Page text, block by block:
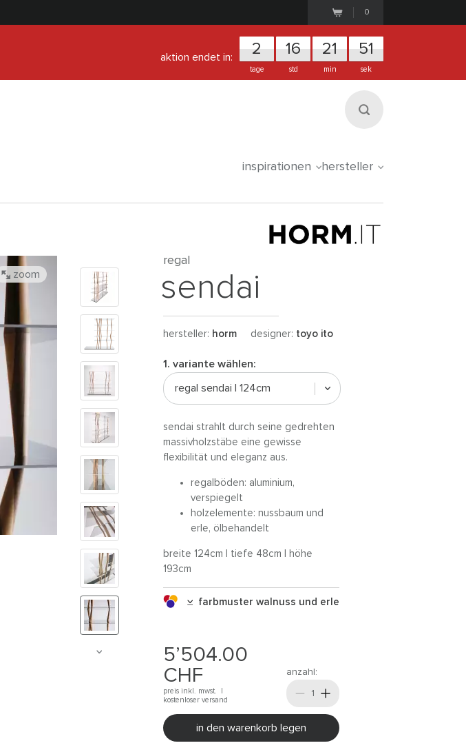
0
aktion endet in: 2
tage
16
std
21
min
50
sek
inspirationen hersteller
zoom
regal
sendai
hersteller: horm designer: toyo ito
1. variante wählen:
regal sendai | 124cm
sendai strahlt durch seine gedrehten
massivholzstäbe eine gewisse
flexibilität und eleganz aus.
regalböden: aluminium,
verspiegelt
holzelemente: nussbaum und
erle, ölbehandelt
breite 124cm | tiefe 48cm | höhe
193cm
farbmuster walnuss und erle
5’504.00
CHF
preis inkl. mwst. |
kostenloser versand
anzahl:
in den warenkorb legen